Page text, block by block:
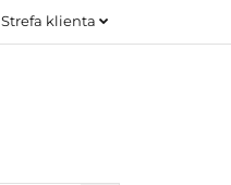
Strefa klienta